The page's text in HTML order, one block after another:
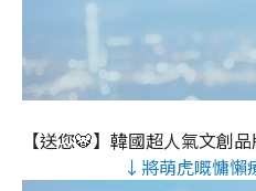
【送您🐯】韓國超人氣文創
↓將萌虎嘅慵懶